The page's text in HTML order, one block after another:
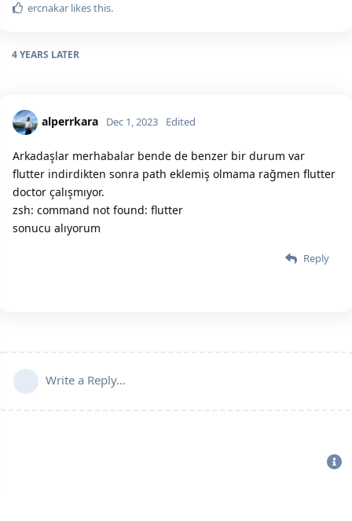
ercnakar likes this.
4 YEARS LATER
alperrkara Dec 1, 2023 Edited
Arkadaşlar merhabalar bende de benzer bir durum var
flutter indirdikten sonra path eklemiş olmama rağmen flutter
doctor çalışmıyor.
zsh: command not found: flutter
sonucu alıyorum
Reply
Write a Reply...